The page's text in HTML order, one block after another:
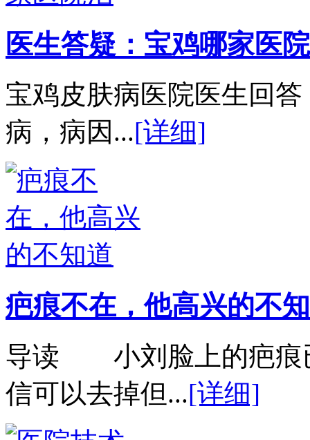
医生答疑：宝鸡哪家医
宝鸡皮肤病医院医生回
病，病因...[详细]
疤痕不在，他高兴的不
导读 小刘脸上的疤痕
信可以去掉但...[详细]